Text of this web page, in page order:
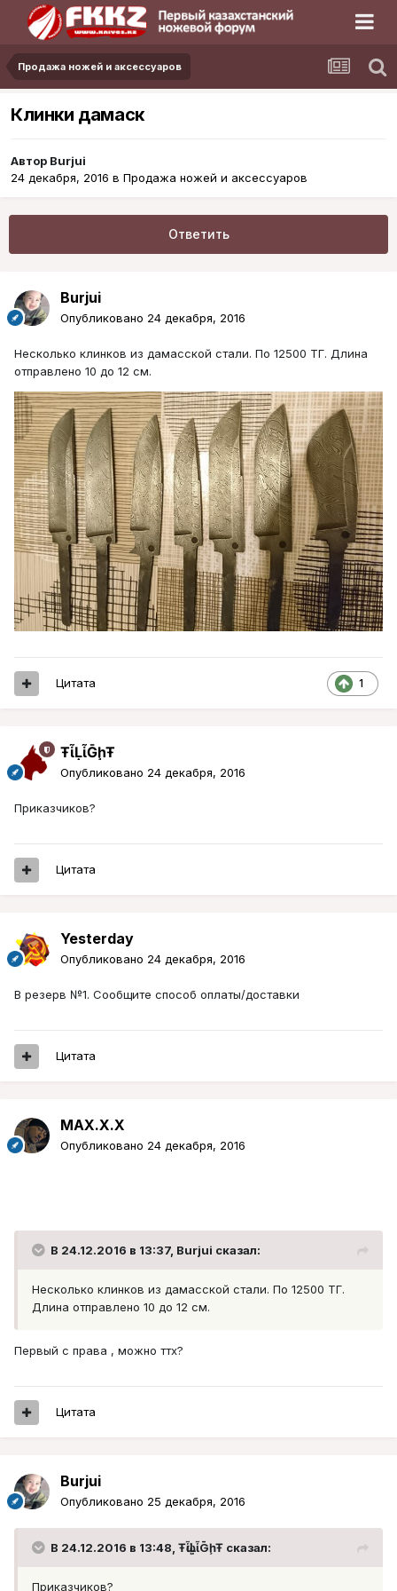
Продажа ножей и аксессуаров
Клинки дамаск
Автор Burjui
24 декабря, 2016 в Продажа ножей и аксессуаров
Ответить
Burjui
Опубликовано 24 декабря, 2016
Несколько клинков из дамасской стали. По 12500 ТГ. Длина
отправлено 10 до 12 см.
1
Цитата
ŦᾡἷḶἷḠḩŦ
Опубликовано 24 декабря, 2016
Приказчиков?
Цитата
Yesterday
Опубликовано 24 декабря, 2016
В резерв №1. Сообщите способ оплаты/доставки
Цитата
MAX.X.X
Опубликовано 24 декабря, 2016
В 24.12.2016 в 13:37, Burjui сказал:
Несколько клинков из дамасской стали. По 12500 ТГ.
Длина отправлено 10 до 12 см.
Первый с права , можно ттх?
Цитата
Burjui
Опубликовано 25 декабря, 2016
В 24.12.2016 в 13:48, ŦᾡἷḶἷḠḩŦ сказал:
Приказчиков?